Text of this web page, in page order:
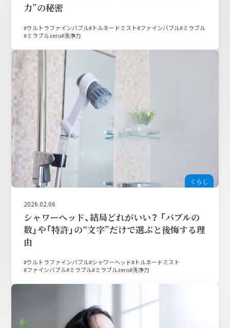
力”の秘密
ウルトラファインバブル トルネードミスト ファインバブル ミラブル
ミラブルzero 洗浄力
くらし
2026.02.06
シャワーヘッド、結局どれがいい？ 「バブルの
数」や「特許」の“文字”だけで選ぶと後悔する理
由
ウルトラファインバブル シャワーヘッド トルネードミスト
ファインバブル ミラブル ミラブルzero 洗浄力